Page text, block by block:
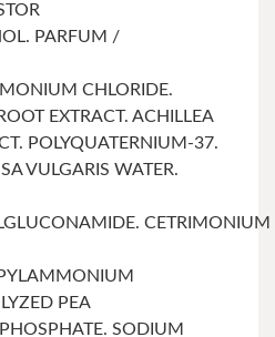
PARFUM /
CHLORIDE.
EXTRACT. ACHILLEA
POLYQUATERNIUM-37.
VULGARIS WATER.
CETRIMONIUM
PEA
SODIUM